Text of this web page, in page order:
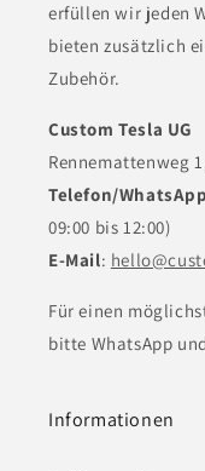
erfüllen wir jeden
bieten zusätzlich
Zubehör.
Custom Tesla UG
Rennemattenweg
Telefon/WhatsApp
09:00 bis 12:00)
E-Mail:
Für einen
bitte WhatsApp
Informationen